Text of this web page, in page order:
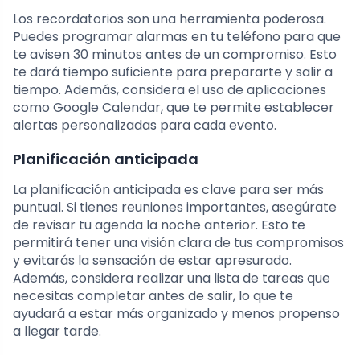
Los recordatorios son una herramienta poderosa.
Puedes programar alarmas en tu teléfono para que
te avisen 30 minutos antes de un compromiso. Esto
te dará tiempo suficiente para prepararte y salir a
tiempo. Además, considera el uso de aplicaciones
como Google Calendar, que te permite establecer
alertas personalizadas para cada evento.
Planificación anticipada
La planificación anticipada es clave para ser más
puntual. Si tienes reuniones importantes, asegúrate
de revisar tu agenda la noche anterior. Esto te
permitirá tener una visión clara de tus compromisos
y evitarás la sensación de estar apresurado.
Además, considera realizar una lista de tareas que
necesitas completar antes de salir, lo que te
ayudará a estar más organizado y menos propenso
a llegar tarde.